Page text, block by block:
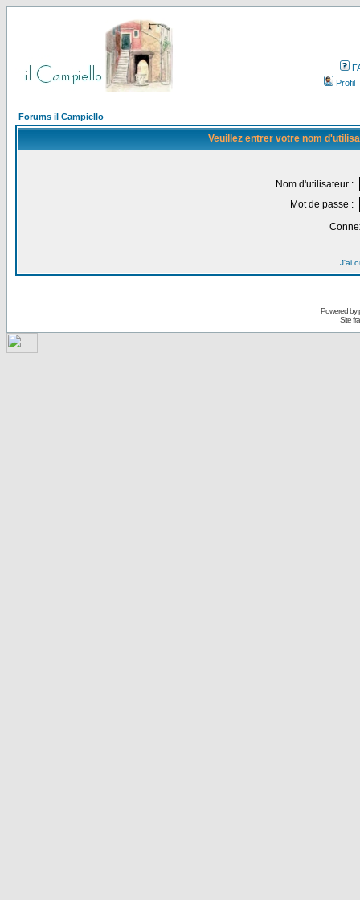
Profil
Forums il Campiello
Veuillez entrer votre nom
Nom d'utilisateur :
Mot de passe :
J'ai
Powered by
Site